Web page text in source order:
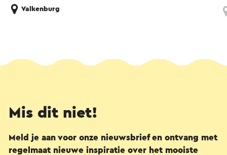
Valkenburg
Mis dit niet!
Meld je aan voor onze nieuwsbrief en ontvang met
regelmaat nieuwe inspiratie over het mooiste